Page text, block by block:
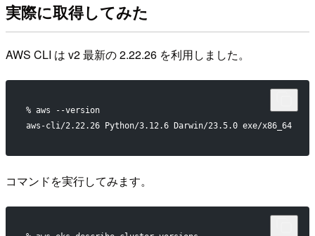
実際に取得してみた
AWS CLI は v2 最新の 2.22.26 を利用しました。
% aws --version
aws-cli/2.22.26 Python/3.12.6 Darwin/23.5.0 exe/x86_64
コマンドを実行してみます。